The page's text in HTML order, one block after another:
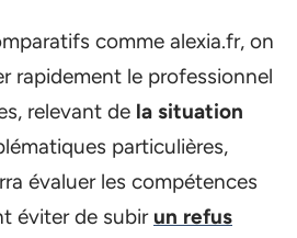
comme alexia.fr, on
rapidement le professionnel
relevant de la situation
particulières,
évaluer les compétences
éviter de subir un refus